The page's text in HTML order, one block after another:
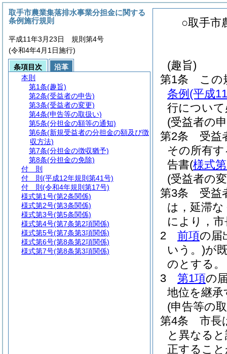
○取手市
(趣旨)
第1条
この
条例 (平成
行につい
(受益者の
第2条
受益
その所有
告書(様式
(受益者の
第3条
受益
は，延滞
により，
2
前項の届
いう。)が
のとする。
3
第1項の
地位を継
(申告等の
第4条
市長
と異なる
正するこ
取手市農業集落排水事業分担金に関する
条例施行規則
平成11年3月23日 規則第4号
(令和4年4月1日施行)
条項目次
沿革
本則
第1条(趣旨)
第2条(受益者の申告)
第3条(受益者の変更)
第4条(申告等の取扱い)
第5条(分担金の額等の通知)
第6条(新規受益者の分担金の額及び徴
収方法)
第7条(分担金の徴収猶予)
第8条(分担金の免除)
付 則
付 則 (平成12年規則第41号)
付 則 (令和4年規則第17号)
様式第1号(第2条関係)
様式第2号(第3条関係)
様式第3号(第5条関係)
様式第4号(第7条第2項関係)
様式第5号(第7条第3項関係)
様式第6号(第8条第2項関係)
様式第7号(第8条第3項関係)